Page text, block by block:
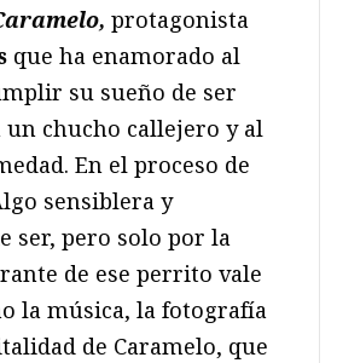
protagonista
que ha enamorado al
su sueño de ser
un chucho callejero y al
En el proceso de
sensiblera y
ser, pero solo por la
de ese perrito vale
la música, la fotografía
de Caramelo, que